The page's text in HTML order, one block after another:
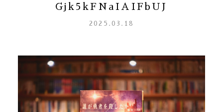
Gjk5kFNaIAIFbUJ
2025.03.18